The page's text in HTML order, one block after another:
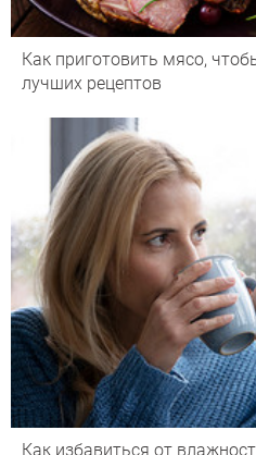
Как приготовить мясо,
лучших рецептов
Как избавиться от